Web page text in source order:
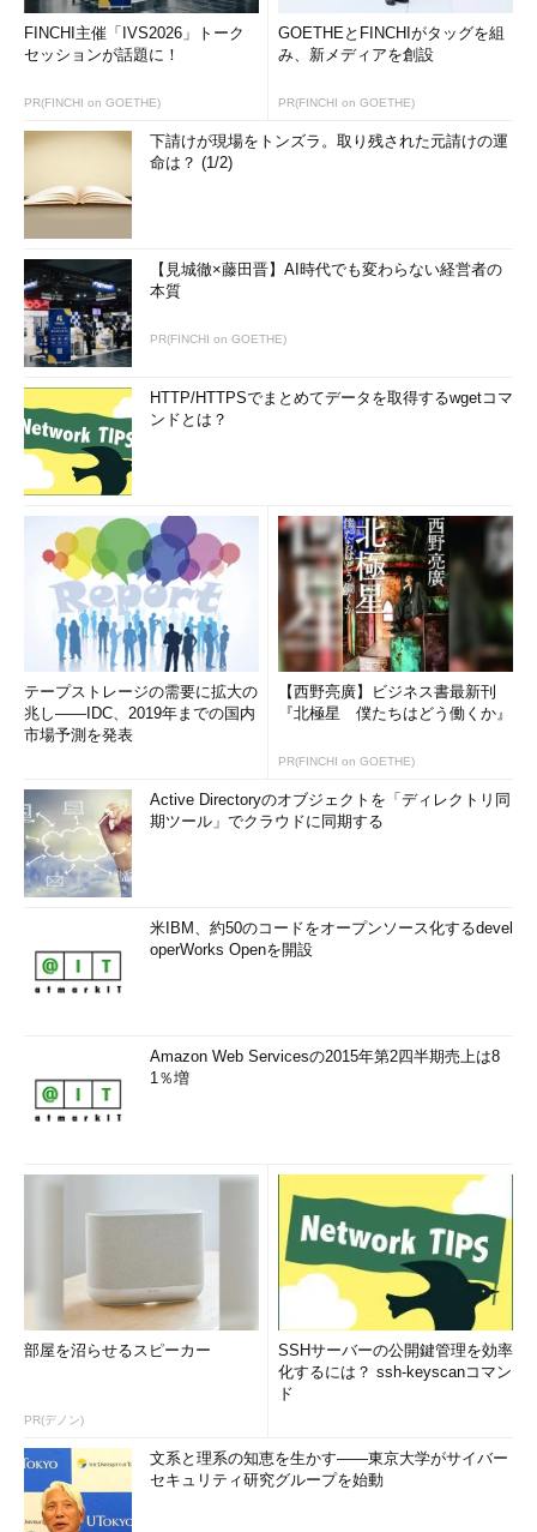
FINCHI主催「IVS2026」トーク
セッションが話題に！
PR(FINCHI on GOETHE)
GOETHEとFINCHIがタッグを組
み、新メディアを創設
PR(FINCHI on GOETHE)
下請けが現場をトンズラ。取り残された元請けの運
命は？ (1/2)
【見城徹×藤田晋】AI時代でも変わらない経営者の
本質
PR(FINCHI on GOETHE)
HTTP/HTTPSでまとめてデータを取得するwgetコマ
ンドとは？
テープストレージの需要に拡大の
兆し――IDC、2019年までの国内
市場予測を発表
【西野亮廣】ビジネス書最新刊
『北極星 僕たちはどう働くか』
PR(FINCHI on GOETHE)
Active Directoryのオブジェクトを「ディレクトリ同
期ツール」でクラウドに同期する
米IBM、約50のコードをオープンソース化するdevel
operWorks Openを開設
Amazon Web Servicesの2015年第2四半期売上は8
1％増
部屋を沼らせるスピーカー
PR(デノン)
SSHサーバーの公開鍵管理を効率
化するには？ ssh-keyscanコマン
ド
文系と理系の知恵を生かす――東京大学がサイバー
セキュリティ研究グループを始動